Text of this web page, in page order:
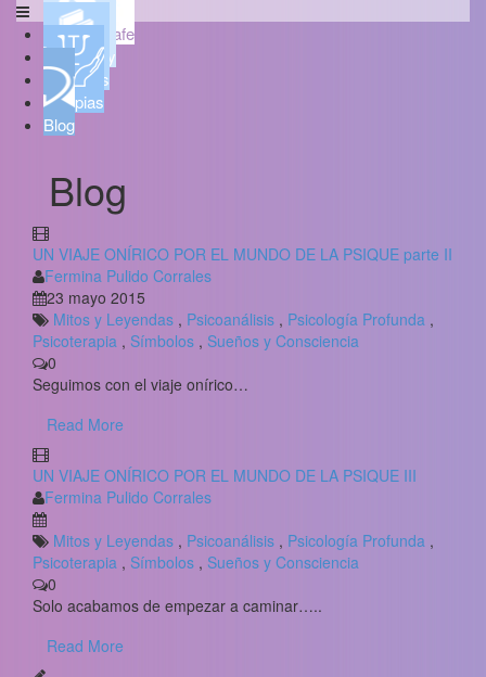
Psicoaljarafe
Quién soy
Servicios
Terapias
Blog
Blog
UN VIAJE ONÍRICO POR EL MUNDO DE LA PSIQUE parte II
Fermina Pulido Corrales
23 mayo 2015
Mitos y Leyendas , Psicoanálisis , Psicología Profunda ,
Psicoterapia , Símbolos , Sueños y Consciencia
0
Seguimos con el viaje onírico…
Read More
UN VIAJE ONÍRICO POR EL MUNDO DE LA PSIQUE III
Fermina Pulido Corrales
Mitos y Leyendas , Psicoanálisis , Psicología Profunda ,
Psicoterapia , Símbolos , Sueños y Consciencia
0
Solo acabamos de empezar a caminar…..
Read More